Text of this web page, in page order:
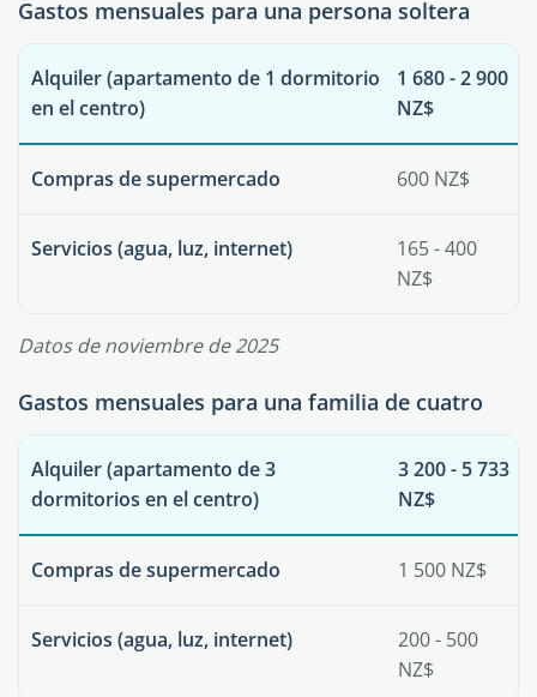
Gastos mensuales para una persona soltera
Alquiler (apartamento de 1 dormitorio
en el centro)
1 680 - 2 900
NZ$
Compras de supermercado 600 NZ$
Servicios (agua, luz, internet)
165 - 400
NZ$
Datos de noviembre de 2025
Gastos mensuales para una familia de cuatro
Alquiler (apartamento de 3
dormitorios en el centro)
3 200 - 5 733
NZ$
Compras de supermercado 1 500 NZ$
Servicios (agua, luz, internet)
200 - 500
NZ$